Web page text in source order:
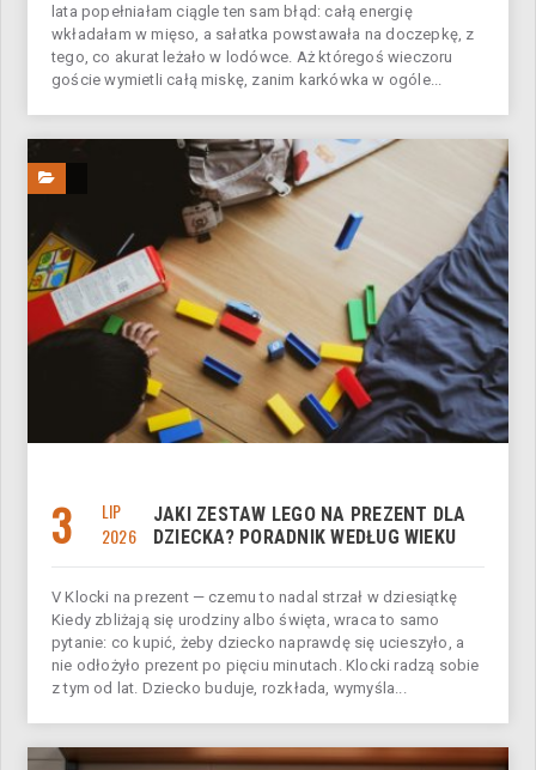
lata popełniałam ciągle ten sam błąd: całą energię
wkładałam w mięso, a sałatka powstawała na doczepkę, z
tego, co akurat leżało w lodówce. Aż któregoś wieczoru
goście wymietli całą miskę, zanim karkówka w ogóle...
3
LIP
2026
JAKI ZESTAW LEGO NA PREZENT DLA
DZIECKA? PORADNIK WEDŁUG WIEKU
V Klocki na prezent — czemu to nadal strzał w dziesiątkę
Kiedy zbliżają się urodziny albo święta, wraca to samo
pytanie: co kupić, żeby dziecko naprawdę się ucieszyło, a
nie odłożyło prezent po pięciu minutach. Klocki radzą sobie
z tym od lat. Dziecko buduje, rozkłada, wymyśla...